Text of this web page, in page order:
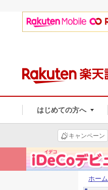
はじめての方へ
キャンペーン
ホーム